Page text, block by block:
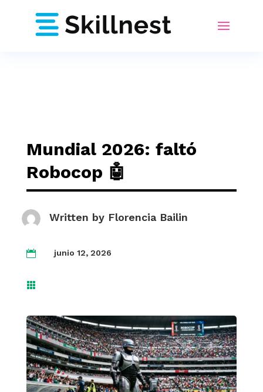
Mundial 2026: faltó
Robocop 🤖
Written by Florencia Bailin
 junio 12, 2026
